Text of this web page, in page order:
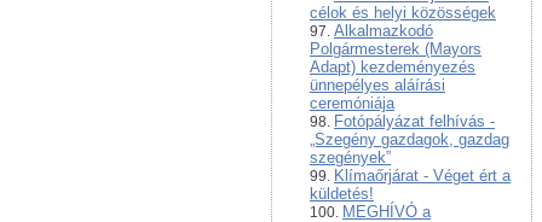
célok és helyi közösségek
Alkalmazkodó
Polgármesterek (Mayors
Adapt) kezdeményezés
ünnepélyes aláírási
ceremóniája
Fotópályázat felhívás -
„Szegény gazdagok, gazdag
szegények”
Klímaőrjárat - Véget ért a
küldetés!
MEGHÍVÓ a